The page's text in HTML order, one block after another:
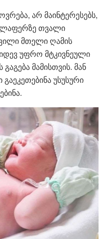
არ მაინტერესებს,
თვალი
მთელი ღამის
უფრო მტკივნეული
მამისთვის. მან
უსუსური